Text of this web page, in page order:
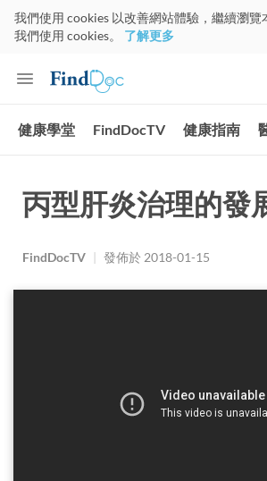
我們使用 cookies 以改善網站體驗，繼續瀏覽
我們使用 cookies。 了解更多
健康學堂 FindDocTV 健康指南
丙型肝炎治理的發
FindDocTV | 發佈於 2018-01-15